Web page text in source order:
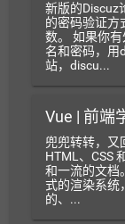
新版的Discuz
的密码验证方
数。 如果你
名和密码，用
站，discu...
Vue | 前端
兜兜转转，又
HTML、CSS
和一流的文档
式的渲染系统
的、...